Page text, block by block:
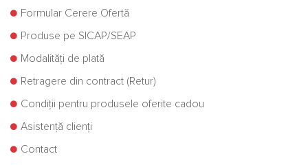
Formular Cerere Ofertă
Produse pe SICAP/SEAP
Modalități de plată
Retragere din contract (Retur)
Condiții pentru produsele oferite cadou
Asistență clienți
Contact